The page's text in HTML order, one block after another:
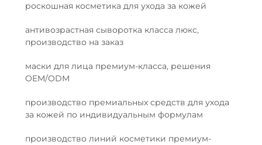
роскошная косметика для ухода за кожей
антивозрастная сыворотка класса люкс,
производство на заказ
маски для лица премиум-класса, решения
OEM/ODM
производство премиальных средств для ухода
за кожей по индивидуальным формулам
производство линий косметики премиум-